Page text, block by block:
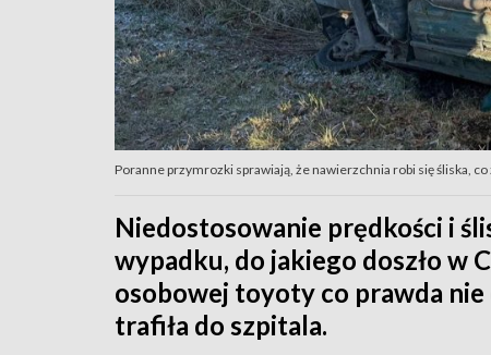
Poranne przymrozki sprawiają, że nawierzchnia robi się śliska,
Niedostosowanie prędkości i
wypadku, do jakiego doszło w
osobowej toyoty co prawda nie
trafiła do szpitala.